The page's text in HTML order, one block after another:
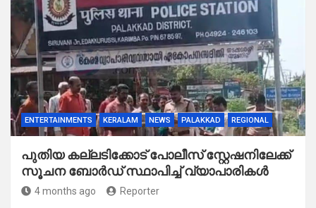
ENTERTAINMENTS KERALAM NEWS PALAKKAD REGIONAL
പുതിയ കല്ലടിക്കോട് പോലീസ് സ്റ്റേഷനിലേക്ക്
സൂചന ബോർഡ് സ്ഥാപിച്ച് വ്യാപാരികൾ
4 months ago Reporter